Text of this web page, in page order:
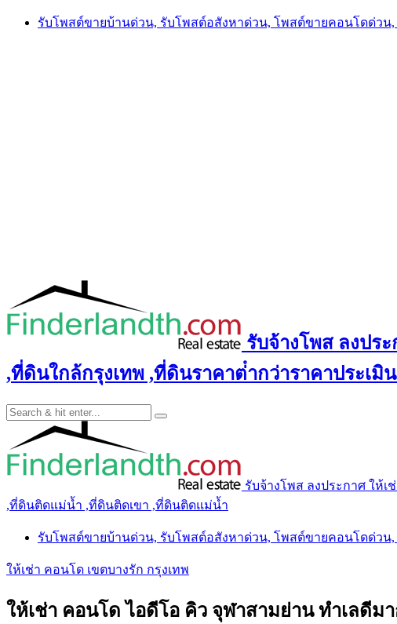
Skip
รับโพสต์ขายบ้านด่วน, รับโพสต์อสังหาด่วน, โพสต์ขายคอนโดด่วน
รับจ้างโพส ลงปร
,ที่ดินใกล้กรุงเทพ ,ที่ดินราคาต่ํากว่าราคาประ
รับจ้างโพส ลงประกาศ ให้
,ที่ดินติดแม่น้ำ ,ที่ดินติดเขา ,ที่ดินติดแม่น้ำ
รับโพสต์ขายบ้านด่วน, รับโพสต์อสังหาด่วน, โพสต์ขายคอนโดด่วน
ให้เช่า คอนโด เขตบางรัก กรุงเทพ
ให้เช่า คอนโด ไอดีโอ คิว จุฬาสามย่าน ทำเลดีม